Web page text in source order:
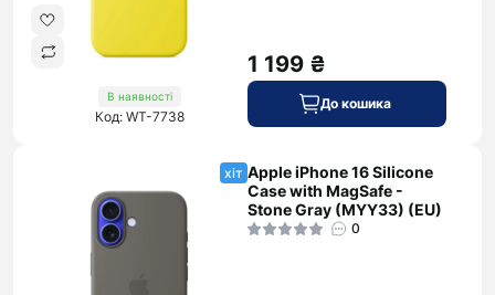
В наявності
Код: WT-7738
1 199 ₴
До кошика
хіт Apple iPhone 16 Silicone
Case with MagSafe -
Stone Gray (MYY33) (EU)
0